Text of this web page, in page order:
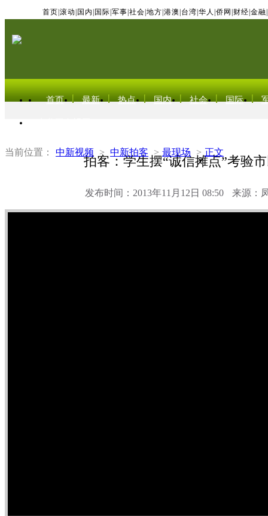
首页 滚动 国内 国际 军事 社会 地方 港澳 台湾 华人 侨网 财经 金融
首页 最新 热点 国内 社会 国际
当前位置： 中新视频 > 中新拍客 > 最现场 > 正文
拍客：学生摆“诚信摊点”考验
发布时间：2013年11月12日 08:50 来源：